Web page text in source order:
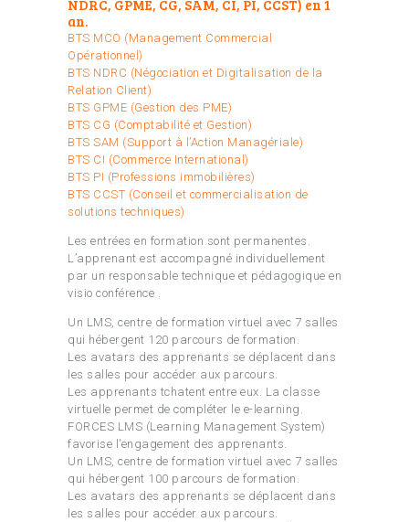
NDRC, GPME, CG, SAM, CI, PI, CCST) en 1
an.
BTS MCO (Management Commercial
Opérationnel)
BTS NDRC (Négociation et Digitalisation de la
Relation Client)
BTS GPME (Gestion des PME)
BTS CG (Comptabilité et Gestion)
BTS SAM (Support à l’Action Managériale)
BTS CI (Commerce International)
BTS PI (Professions immobilières)
BTS CCST (Conseil et commercialisation de
solutions techniques)
Les entrées en formation sont permanentes.
L’apprenant est accompagné individuellement
par un responsable technique et pédagogique en
visio conférence .
Un LMS, centre de formation virtuel avec 7 salles
qui hébergent 120 parcours de formation.
Les avatars des apprenants se déplacent dans
les salles pour accéder aux parcours.
Les apprenants tchatent entre eux. La classe
virtuelle permet de compléter le e-learning.
FORCES LMS (Learning Management System)
favorise l’engagement des apprenants.
Un LMS, centre de formation virtuel avec 7 salles
qui hébergent 100 parcours de formation.
Les avatars des apprenants se déplacent dans
les salles pour accéder aux parcours.